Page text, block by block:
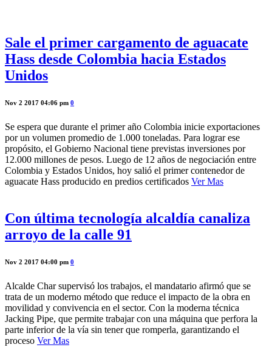
Sale el primer cargamento de aguacate
Hass desde Colombia hacia Estados
Unidos
Nov 2 2017 04:06 pm 0
Se espera que durante el primer año Colombia inicie exportaciones
por un volumen promedio de 1.000 toneladas. Para lograr ese
propósito, el Gobierno Nacional tiene previstas inversiones por
12.000 millones de pesos. Luego de 12 años de negociación entre
Colombia y Estados Unidos, hoy salió el primer contenedor de
aguacate Hass producido en predios certificados Ver Mas
Con última tecnología alcaldía canaliza
arroyo de la calle 91
Nov 2 2017 04:00 pm 0
Alcalde Char supervisó los trabajos, el mandatario afirmó que se
trata de un moderno método que reduce el impacto de la obra en
movilidad y convivencia en el sector. Con la moderna técnica
Jacking Pipe, que permite trabajar con una máquina que perfora la
parte inferior de la vía sin tener que romperla, garantizando el
proceso Ver Mas